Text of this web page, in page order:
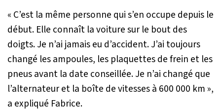
« C’est la même personne qui s’en occupe depuis le
début. Elle connaît la voiture sur le bout des
doigts. Je n’ai jamais eu d’accident. J’ai toujours
changé les ampoules, les plaquettes de frein et les
pneus avant la date conseillée. Je n’ai changé que
l’alternateur et la boîte de vitesses à 600 000 km »,
a expliqué Fabrice.